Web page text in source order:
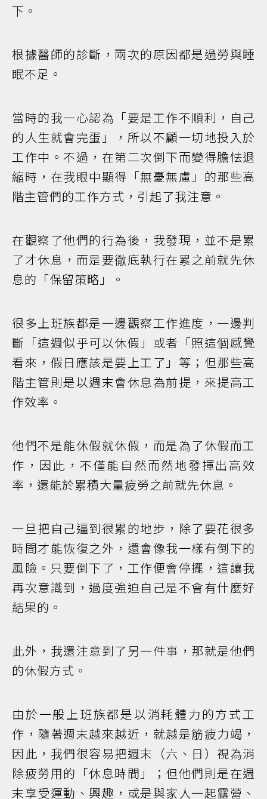
下。
根據醫師的診斷，兩次的原因都是過勞與睡
眠不足。
當時的我一心認為「要是工作不順利，自己
的人生就會完蛋」，所以不顧一切地投入於
工作中。不過，在第二次倒下而變得膽怯退
縮時，在我眼中顯得「無憂無慮」的那些高
階主管們的工作方式，引起了我注意。
在觀察了他們的行為後，我發現，並不是累
了才休息，而是要徹底執行在累之前就先休
息的「保留策略」。
很多上班族都是一邊觀察工作進度，一邊判
斷「這週似乎可以休假」或者「照這個感覺
看來，假日應該是要上工了」等；但那些高
階主管則是以週末會休息為前提，來提高工
作效率。
他們不是能休假就休假，而是為了休假而工
作，因此，不僅能自然而然地發揮出高效
率，還能於累積大量疲勞之前就先休息。
一旦把自己逼到很累的地步，除了要花很多
時間才能恢復之外，還會像我一樣有倒下的
風險。只要倒下了，工作便會停擺，這讓我
再次意識到，過度強迫自己是不會有什麼好
結果的。
此外，我還注意到了另一件事，那就是他們
的休假方式。
由於一般上班族都是以消耗體力的方式工
作，隨著週末越來越近，就越是筋疲力竭，
因此，我們很容易把週末（六、日）視為消
除疲勞用的「休息時間」；但他們則是在週
末享受運動、興趣，或是與家人一起露營、